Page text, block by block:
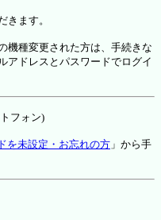
きます。
機種変更された方は、手続きな
アドレスとパスワードでログイ
フォン)
を未設定・お忘れの方 」から手